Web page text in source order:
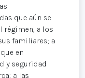
que aún se
régimen, a los
familiares; a
en
y seguridad
a las